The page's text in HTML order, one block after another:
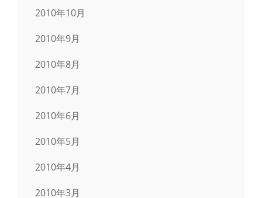
2010年10月
2010年9月
2010年8月
2010年7月
2010年6月
2010年5月
2010年4月
2010年3月